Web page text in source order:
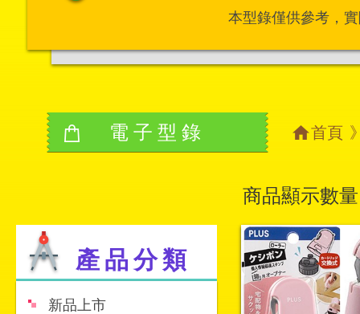
本型錄僅供參考，
電子型錄 首頁
產品分類
新品上市
商品顯示數量